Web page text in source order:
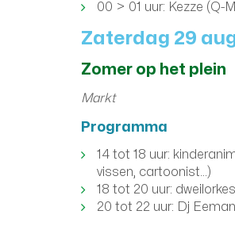
00 > 01 uur: Kezze (Q-
Zaterdag 29
Zomer op het plein
Markt
Programma
14 tot 18 uur:
vissen, cartoonist...)
18 tot 20 uur:
20 tot 22 uur: Dj Eeman